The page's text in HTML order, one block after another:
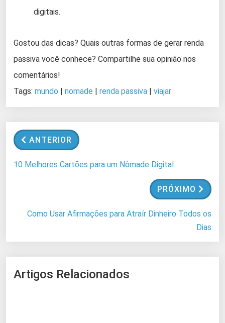
digitais.
Gostou das dicas? Quais outras formas de gerar renda
passiva você conhece? Compartilhe sua opinião nos
comentários!
Tags: mundo | nomade | renda passiva | viajar
ANTERIOR
10 Melhores Cartões para um Nômade Digital
PRÓXIMO
Como Usar Afirmações para Atraír Dinheiro Todos os
Dias
Artigos Relacionados